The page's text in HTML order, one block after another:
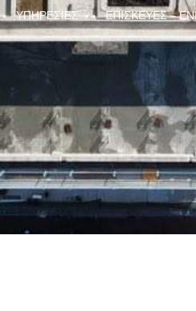
ΥΠΗΡΕΣΊΕΣ ΕΠΙΣΚΕΥΈΣ –